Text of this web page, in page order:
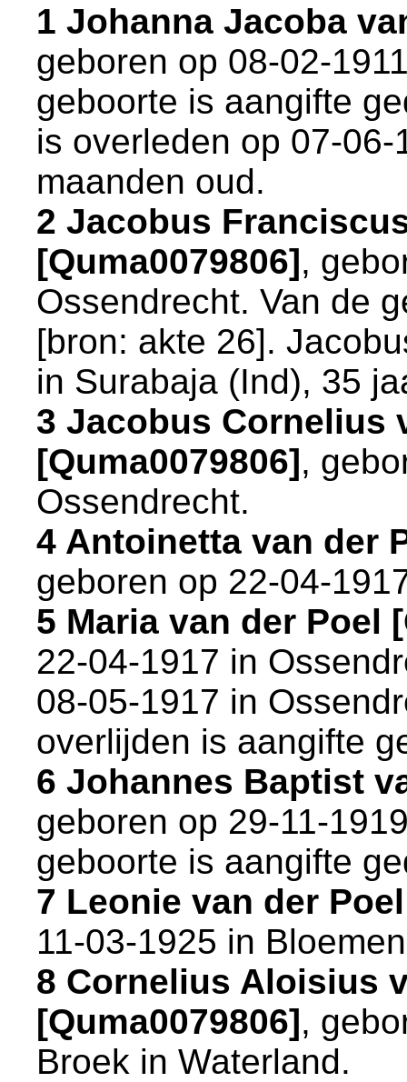
1 Johanna Jacoba
geboren op 08-02-
geboorte is aangifte
is overleden op 07-
maanden oud.
2 Jacobus
[Quma0079806],
Ossendrecht. Van de
[bron: akte 26].
in Surabaja (Ind), 35
3 Jacobus Cornelius
[Quma0079806],
Ossendrecht.
4 Antoinetta van der
geboren op 22-04-
5 Maria van der Poel
22-04-1917 in
08-05-1917 in
overlijden is aangifte
6 Johannes Baptist
geboren op 29-11-
geboorte is aangifte
7 Leonie van der
11-03-1925 in
8 Cornelius Aloisius
[Quma0079806],
Broek in Waterland.